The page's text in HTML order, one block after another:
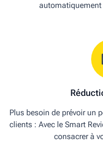
Plus besoin de prévoir un
clients : Avec le Smart
consacrer à